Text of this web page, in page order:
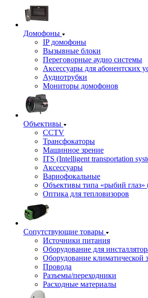
Домофоны
IP домофоны
Вызывные блоки
Переговорные аудио системы
Аксессуары для абонентских
Аудиотрубки
Мониторы домофонов
Объективы
CCTV
Трансфокаторы
Машинное зрение
ITS (Intelligent transportation
Аксессуары
Вариофокальные
Объективы типа «рыбий глаз»
Оптика для тепловизоров
Сопутствующие товары
Источники питания
Оборудование для
Оборудование климатической
Провода
Разъемы/переходники
Расходные материалы